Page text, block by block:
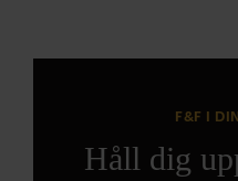
F&F I
Håll dig